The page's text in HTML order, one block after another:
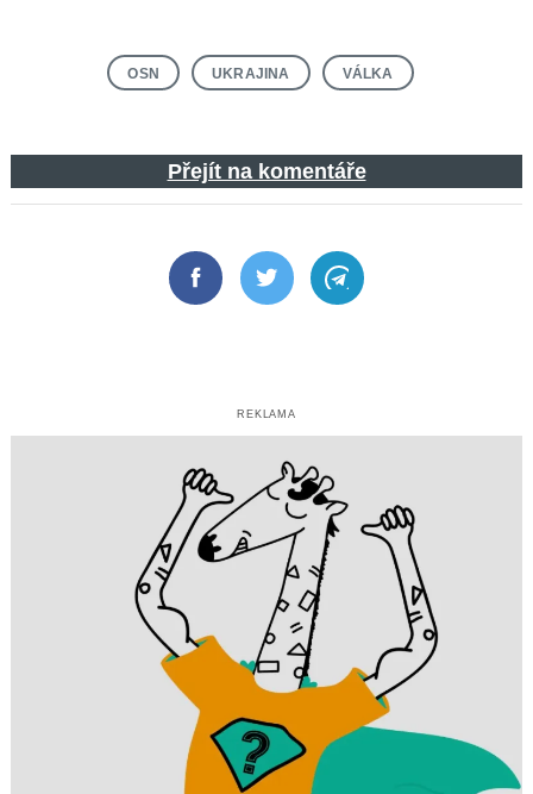
OSN UKRAJINA VÁLKA
Přejít na komentáře
FacebookTwitter Telegram
REKLAMA